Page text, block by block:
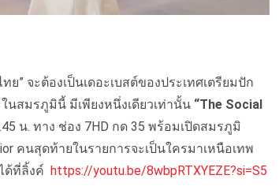
” จะต้องเป็นเดอะเบสต์ของประเทศเตรียมปัก
นสมรภูมินี้ มีเพียงหนึ่งเดียวเท่านั้น “The Social
น. ทาง ช่อง 7HD กด 35 พร้อมเปิดสมรภูมิ
คนสุดท้ายในรายการจะเป็นใครมาเหนือเทพ
ด้ที่ลิ้งค์ https://youtu.be/8wbpRTXYEZE?si=S5